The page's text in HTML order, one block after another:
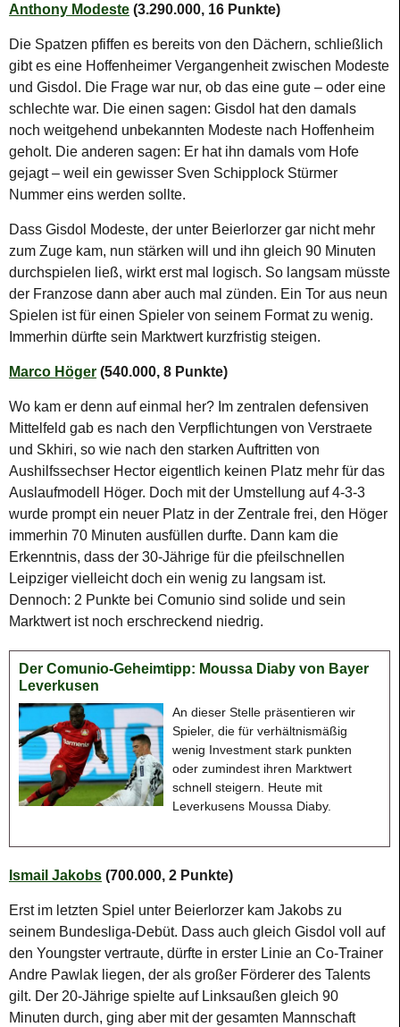
Anthony Modeste (3.290.000, 16 Punkte)
Die Spatzen pfiffen es bereits von den Dächern, schließlich
gibt es eine Hoffenheimer Vergangenheit zwischen Modeste
und Gisdol. Die Frage war nur, ob das eine gute – oder eine
schlechte war. Die einen sagen: Gisdol hat den damals
noch weitgehend unbekannten Modeste nach Hoffenheim
geholt. Die anderen sagen: Er hat ihn damals vom Hofe
gejagt – weil ein gewisser Sven Schipplock Stürmer
Nummer eins werden sollte.
Dass Gisdol Modeste, der unter Beierlorzer gar nicht mehr
zum Zuge kam, nun stärken will und ihn gleich 90 Minuten
durchspielen ließ, wirkt erst mal logisch. So langsam müsste
der Franzose dann aber auch mal zünden. Ein Tor aus neun
Spielen ist für einen Spieler von seinem Format zu wenig.
Immerhin dürfte sein Marktwert kurzfristig steigen.
Marco Höger (540.000, 8 Punkte)
Wo kam er denn auf einmal her? Im zentralen defensiven
Mittelfeld gab es nach den Verpflichtungen von Verstraete
und Skhiri, so wie nach den starken Auftritten von
Aushilfssechser Hector eigentlich keinen Platz mehr für das
Auslaufmodell Höger. Doch mit der Umstellung auf 4-3-3
wurde prompt ein neuer Platz in der Zentrale frei, den Höger
immerhin 70 Minuten ausfüllen durfte. Dann kam die
Erkenntnis, dass der 30-Jährige für die pfeilschnellen
Leipziger vielleicht doch ein wenig zu langsam ist.
Dennoch: 2 Punkte bei Comunio sind solide und sein
Marktwert ist noch erschreckend niedrig.
Der Comunio-Geheimtipp: Moussa Diaby von Bayer
Leverkusen
An dieser Stelle präsentieren wir
Spieler, die für verhältnismäßig
wenig Investment stark punkten
oder zumindest ihren Marktwert
schnell steigern. Heute mit
Leverkusens Moussa Diaby.
Ismail Jakobs (700.000, 2 Punkte)
Erst im letzten Spiel unter Beierlorzer kam Jakobs zu
seinem Bundesliga-Debüt. Dass auch gleich Gisdol voll auf
den Youngster vertraute, dürfte in erster Linie an Co-Trainer
Andre Pawlak liegen, der als großer Förderer des Talents
gilt. Der 20-Jährige spielte auf Linksaußen gleich 90
Minuten durch, ging aber mit der gesamten Mannschaft